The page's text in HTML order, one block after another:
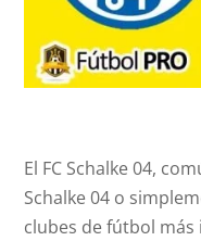
El FC Schalke 04,
Schalke 04 o
clubes de fútbol